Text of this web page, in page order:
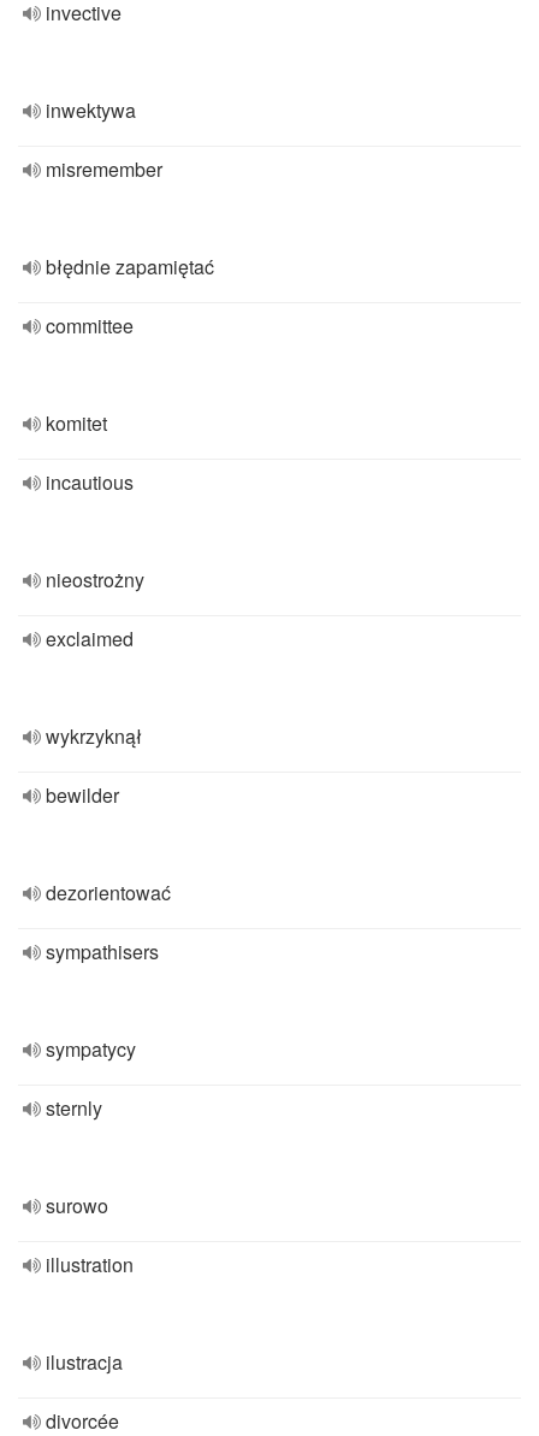
invective
inwektywa
misremember
błędnie zapamiętać
committee
komitet
incautious
nieostrożny
exclaimed
wykrzyknął
bewilder
dezorientować
sympathisers
sympatycy
sternly
surowo
illustration
ilustracja
divorcée